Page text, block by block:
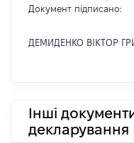
Документ підписано:
ДЕМИДЕНКО ВІКТОР
Інші
декларування